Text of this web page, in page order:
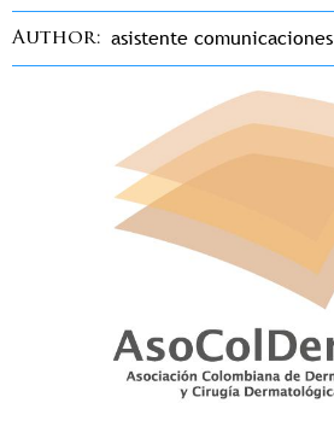
Author asistente comunicaciones